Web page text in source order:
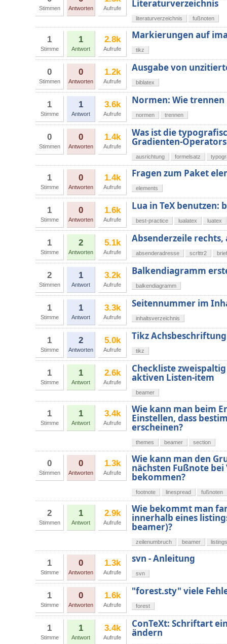
Stimmen Antworten Aufrufe Literaturverzeichnis
literaturverzeichnis fußnoten
1
Stimme
1
Antwort
2.8k
Aufrufe
Markierungen auf
tikz
0
Stimmen
0
Antworten
1.2k
Aufrufe
Ausgabe von
biblatex
1
Stimme
1
Antwort
3.6k
Aufrufe
Normen: Wie trennen
normen trennen
0
Stimmen
0
Antworten
1.4k
Aufrufe
Was ist die
Gradienten-
ausrichtung formelsatz
1
Stimme
0
Antworten
1.4k
Aufrufe
Fragen zum Paket
elements
1
Stimme
0
Antworten
1.6k
Aufrufe
Lua in TeX benutzen:
best-practice lualatex luatex
1
Stimme
2
Antworten
5.1k
Aufrufe
Absenderzeile
absenderadresse scrlttr2 brief
2
Stimmen
1
Antwort
3.2k
Aufrufe
Balkendiagramm
balkendiagramm
1
Stimme
1
Antwort
3.3k
Aufrufe
Seitennummer im
inhaltsverzeichnis
1
Stimme
2
Antworten
5.0k
Aufrufe
Tikz Achsbeschriftung
tikz
1
Stimme
1
Antwort
2.6k
Aufrufe
Checkliste
aktiven Listen-item
beamer
1
Stimme
1
Antwort
3.4k
Aufrufe
Wie kann man beim
Einstellen, dass
erscheinen?
themes beamer section
0
Stimmen
0
Antworten
1.3k
Aufrufe
Wie kann man den
nächsten Fußnote
bekommen?
footnote linespread fußnoten
2
Stimmen
1
Antwort
2.9k
Aufrufe
Wie bekommt man
innerhalb eines
beamer)?
zeilenumbruch beamer listings
1
Stimme
0
Antworten
1.3k
Aufrufe
svn - Anleitung
svn
1
Stimme
0
Antworten
1.6k
Aufrufe
"forest.sty" viele
forest
1
Stimme
1
Antwort
3.4k
Aufrufe
ConTeXt: Schriftart
ändern